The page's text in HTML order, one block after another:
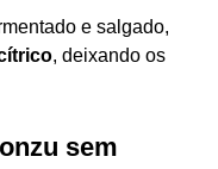
e salgado,
, deixando os
sem